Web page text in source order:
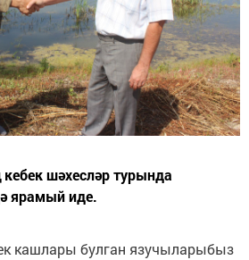
шәхесләр турында
ярамый иде.
кашлары булган язучыларыбыз